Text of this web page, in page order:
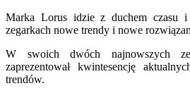
Marka Lorus idzie z duchem czasu
zegarkach nowe trendy i nowe
W swoich dwóch najnowszych
zaprezentował kwintesencję
trendów.